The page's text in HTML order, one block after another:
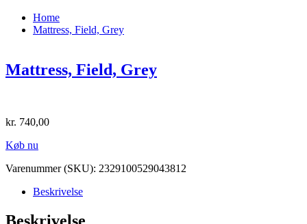
Home
Mattress, Field, Grey
Mattress, Field, Grey
kr. 740,00
Køb nu
Varenummer (SKU): 2329100529043812
Beskrivelse
Beskrivelse